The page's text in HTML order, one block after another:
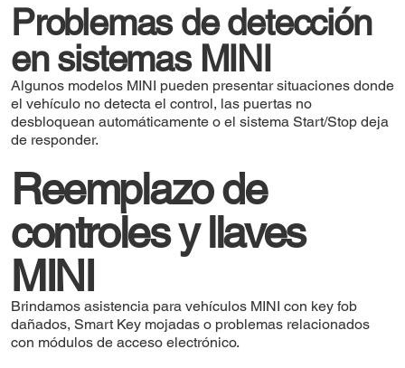
Problemas de detección
en sistemas MINI
Algunos modelos MINI pueden presentar situaciones donde
el vehículo no detecta el control, las puertas no
desbloquean automáticamente o el sistema Start/Stop deja
de responder.
Reemplazo de
controles y llaves
MINI
Brindamos asistencia para vehículos MINI con key fob
dañados, Smart Key mojadas o problemas relacionados
con módulos de acceso electrónico.